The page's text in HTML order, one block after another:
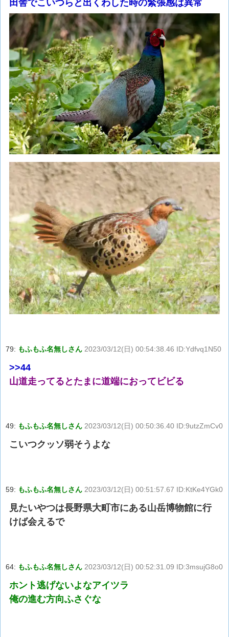
田舎でこいつらと出くわした時の緊張感は異常
79: もふもふ名無しさん 2023/03/12(日) 00:54:38.46 ID:Ydfvq1N50
>>44
山道走ってるとたまに道端におってビビる
49: もふもふ名無しさん 2023/03/12(日) 00:50:36.40 ID:9utzZmCv0
こいつクッソ弱そうよな
59: もふもふ名無しさん 2023/03/12(日) 00:51:57.67 ID:KtKe4YGk0
見たいやつは長野県大町市にある山岳博物館に行
けば会えるで
64: もふもふ名無しさん 2023/03/12(日) 00:52:31.09 ID:3msujG8o0
ホント逃げないよなアイツラ
俺の進む方向ふさぐな